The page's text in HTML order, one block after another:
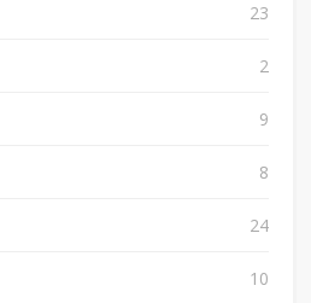
23
2
9
8
24
10